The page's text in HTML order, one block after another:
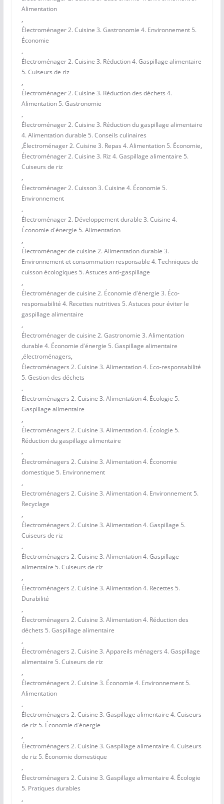
Alimentation
,
Électroménager 2. Cuisine 3. Gastronomie 4. Environnement 5.
Économie
,
Électroménager 2. Cuisine 3. Réduction 4. Gaspillage alimentaire
5. Cuiseurs de riz
,
Électroménager 2. Cuisine 3. Réduction des déchets 4.
Alimentation 5. Gastronomie
,
Électroménager 2. Cuisine 3. Réduction du gaspillage alimentaire
4. Alimentation durable 5. Conseils culinaires
,Électroménager 2. Cuisine 3. Repas 4. Alimentation 5. Économie,
Électroménager 2. Cuisine 3. Riz 4. Gaspillage alimentaire 5.
Cuiseurs de riz
,
Électroménager 2. Cuisson 3. Cuisine 4. Économie 5.
Environnement
,
Électroménager 2. Développement durable 3. Cuisine 4.
Économie d'énergie 5. Alimentation
,
Électroménager de cuisine 2. Alimentation durable 3.
Environnement et consommation responsable 4. Techniques de
cuisson écologiques 5. Astuces anti-gaspillage
,
Électroménager de cuisine 2. Économie d'énergie 3. Éco-
responsabilité 4. Recettes nutritives 5. Astuces pour éviter le
gaspillage alimentaire
,
Électroménager de cuisine 2. Gastronomie 3. Alimentation
durable 4. Économie d'énergie 5. Gaspillage alimentaire
,électroménagers,
Électroménagers 2. Cuisine 3. Alimentation 4. Eco-responsabilité
5. Gestion des déchets
,
Électroménagers 2. Cuisine 3. Alimentation 4. Écologie 5.
Gaspillage alimentaire
,
Électroménagers 2. Cuisine 3. Alimentation 4. Écologie 5.
Réduction du gaspillage alimentaire
,
Électroménagers 2. Cuisine 3. Alimentation 4. Économie
domestique 5. Environnement
,
Electroménagers 2. Cuisine 3. Alimentation 4. Environnement 5.
Recyclage
,
Électroménagers 2. Cuisine 3. Alimentation 4. Gaspillage 5.
Cuiseurs de riz
,
Électroménagers 2. Cuisine 3. Alimentation 4. Gaspillage
alimentaire 5. Cuiseurs de riz
,
Électroménagers 2. Cuisine 3. Alimentation 4. Recettes 5.
Durabilité
,
Électroménagers 2. Cuisine 3. Alimentation 4. Réduction des
déchets 5. Gaspillage alimentaire
,
Électroménagers 2. Cuisine 3. Appareils ménagers 4. Gaspillage
alimentaire 5. Cuiseurs de riz
,
Électroménagers 2. Cuisine 3. Économie 4. Environnement 5.
Alimentation
,
Électroménagers 2. Cuisine 3. Gaspillage alimentaire 4. Cuiseurs
de riz 5. Économie d'énergie
,
Électroménagers 2. Cuisine 3. Gaspillage alimentaire 4. Cuiseurs
de riz 5. Économie domestique
,
Électroménagers 2. Cuisine 3. Gaspillage alimentaire 4. Écologie
5. Pratiques durables
,